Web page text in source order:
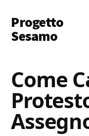
main
content
primary
sidebar
menu
Progetto
Sesamo
Porte
a
Soldi
e
Come